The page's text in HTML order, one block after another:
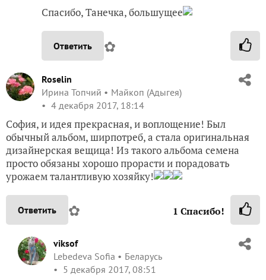
Спасибо, Танечка, большущее
Ответить ✿
Roselin
Ирина Топчий
Майкоп (Адыгея)
4 декабря 2017, 18:14
София, и идея прекрасная, и воплощение! Был
обычный альбом, ширпотреб, а стала оригинальная
дизайнерская вещица! Из такого альбома семена
просто обязаны хорошо прорасти и порадовать
урожаем талантливую хозяйку!
Ответить ✿ 1 Спасибо!
viksof
Lebedeva Sofia
Беларусь
5 декабря 2017, 08:51